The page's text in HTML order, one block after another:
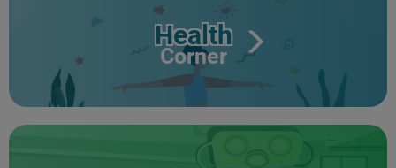
Health
Corner